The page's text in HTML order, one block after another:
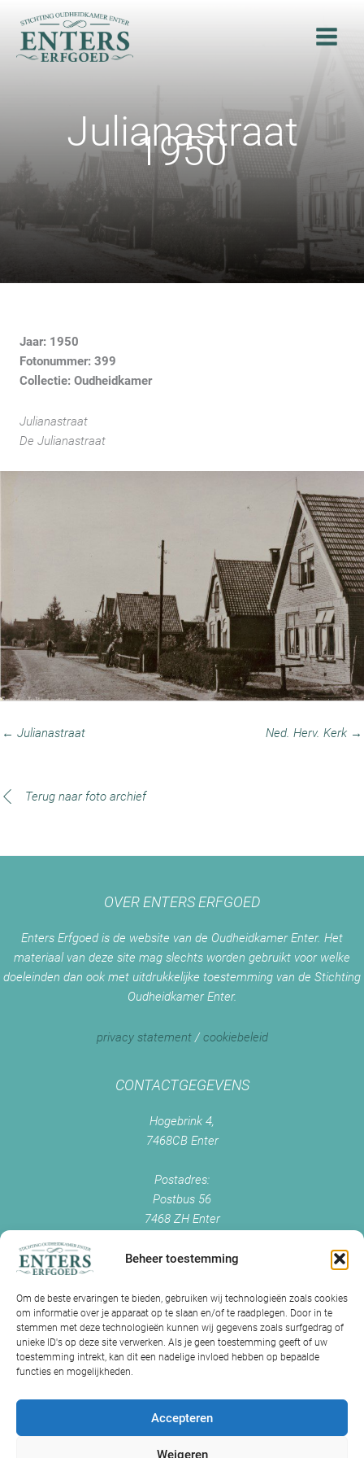
Beheer toestemming
Om de beste ervaringen te bieden, gebruiken wij technologieën zoals cookies
om informatie over je apparaat op te slaan en/of te raadplegen. Door in te
stemmen met deze technologieën kunnen wij gegevens zoals surfgedrag of
unieke ID's op deze site verwerken. Als je geen toestemming geeft of uw
toestemming intrekt, kan dit een nadelige invloed hebben op bepaalde
functies en mogelijkheden.
Accepteren
Weigeren
naar
Julianastraat
1950
Jaar: 1950
Fotonummer: 399
Collectie: Oudheidkamer
Julianastraat
De Julianastraat
← Julianastraat Ned. Herv. Kerk →
Terug naar foto archief
OVER ENTERS ERFGOED
Enters Erfgoed is de website van de Oudheidkamer Enter. Het
materiaal van deze site mag slechts worden gebruikt voor welke
doeleinden dan ook met uitdrukkelijke toestemming van de Stichting
Oudheidkamer Enter.
privacy statement/cookiebeleid
CONTACTGEGEVENS
Hogebrink 4,
7468CB Enter
Postadres:
Postbus 56
7468 ZH Enter
info@enterserfgoed.nl
IK HEB OUDE FOTO'S
Is Historisch Enter daarin geïnteresseerd?
Jazeker! Hebt u oude foto’s of videos van Enter? Dan kunt u contact
met ons opnemen.
Volg ons op Facebook